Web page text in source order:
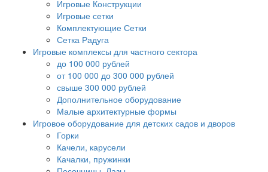
Игровые Конструкции
Игровые сетки
Комплектующие Сетки
Сетка Радуга
Игровые комплексы для частного сектора
до 100 000 рублей
от 100 000 до 300 000 рублей
свыше 300 000 рублей
Дополнительное оборудование
Малые архитектурные формы
Игровое оборудование для детских садов и дворов
Горки
Качели, карусели
Качалки, пружинки